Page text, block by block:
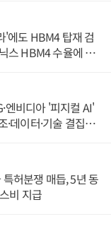
'에도 HBM4 탑재 검
스 HBM4 수율에 주
엔비디아 '피지컬 AI'
데이터·기술 결집
허분쟁 매듭, 5년 동
비 지급